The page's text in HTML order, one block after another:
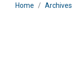
Home Archives